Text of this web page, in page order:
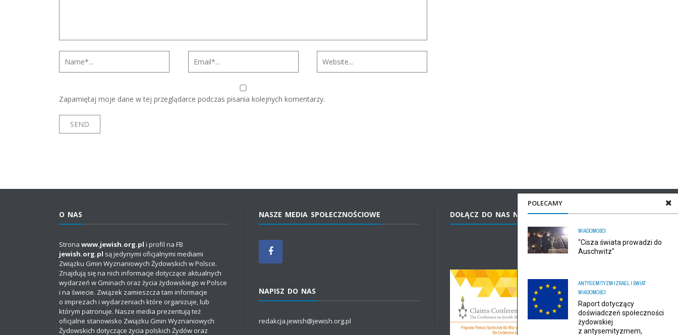
Zapamiętaj moje dane w tej przeglądarce podczas pisania kolejnych komentarzy.
POLECAMY
WIADOMOŚCI
"Cisza świata prowadzi do
Auschwitz"
ANTYSEMITYZM IZRAEL I ŚWIAT
WIADOMOŚCI
Raport dotyczący
doświadczeń społeczności
żydowskiej
z antysemityzmem,
O NAS
Strona www.jewish.org.pl i profil na FB
jewish.org.pl są jedynymi oficjalnymi mediami
Związku Gmin Wyznaniowych Żydowskich w Polsce.
Znajdują się na nich informacje dotyczące aktualnych
wydarzeń w Gminach oraz życia żydowskiego w Polsce
i na świecie. Związek zamieszcza tam informacje
o imprezach i wydarzeniach które organizuje, lub
którym patronuje. Nasze media prezentują też
oficjalne stanowisko Związku Gmin Wyznaniowych
Żydowskich dotyczące życia polskich Żydów oraz
NASZE MEDIA SPOŁECZNOŚCIOWE
NAPISZ DO NAS
redakcja.jewish@jewish.org.pl
DOŁĄCZ DO NAS NA FACEBOOKU